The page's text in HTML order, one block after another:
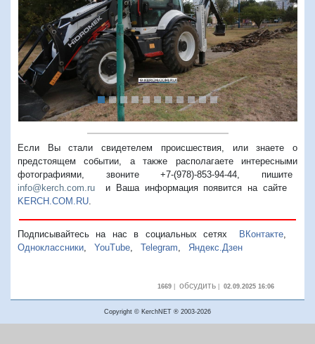
Предыдущий
Если Вы стали свидетелем происшествия, или знаете о
предстоящем событии, а также располагаете интересными
фотографиями, звоните +7-(978)-853-94-44, пишите
info@kerch.com.ru и Ваша информация появится на сайте
KERCH.COM.RU.
Подписывайтесь на нас в социальных сетях ВКонтакте,
Одноклассники, YouTube, Telegram, Яндекс.Дзен
1669| обсудить| 02.09.2025 16:06
Copyright © KerchNET ® 2003-2026